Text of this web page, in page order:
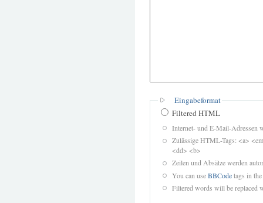
Eingabeformat
Filtered HTML
Internet- und E-Mail-Adressen
Zulässige HTML-Tags: <a>
<dd> <b>
Zeilen und Absätze werden
You can useBBCodetags in
Filtered words will be replaced